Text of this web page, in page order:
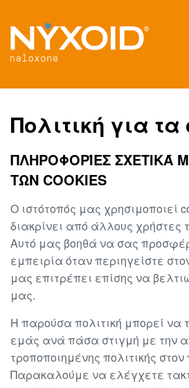
main
content
Πολιτική για
ΠΛΗΡΟΦΟΡΊΕΣ ΣΧΕΤΙΚΆ
ΤΩΝ COOKIES
Ο ιστότοπός μας χρησιμοποιεί
διακρίνει από άλλους χρήστες
Αυτό μας βοηθά να σας
εμπειρία όταν περιηγείστε
μας επιτρέπει επίσης να
μας.
Η παρούσα πολιτική μπορεί να
εμάς ανά πάσα στιγμή με την
τροποποιημένης πολιτικής
Παρακαλούμε να ελέγχετε